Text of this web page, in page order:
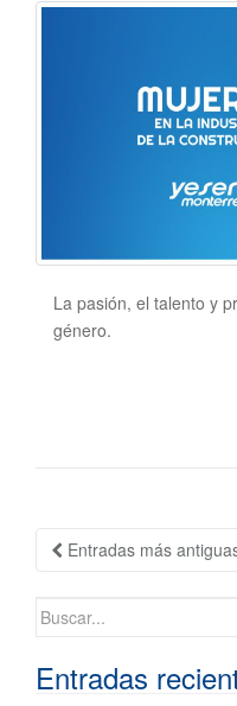
La pasión, el talento y
género.
Navegación
entradas
Entradas más
Buscar:
Entradas